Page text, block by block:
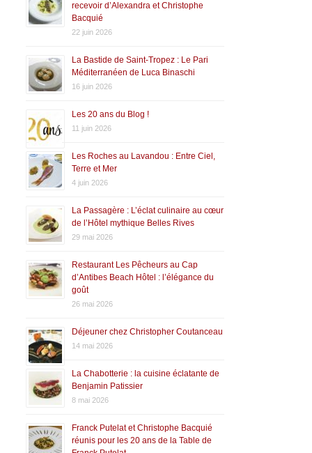
recevoir d’Alexandra et Christophe
Bacquié
22 juin 2026
La Bastide de Saint-Tropez : Le Pari
Méditerranéen de Luca Binaschi
16 juin 2026
Les 20 ans du Blog !
11 juin 2026
Les Roches au Lavandou : Entre Ciel,
Terre et Mer
4 juin 2026
La Passagère : L’éclat culinaire au cœur
de l’Hôtel mythique Belles Rives
29 mai 2026
Restaurant Les Pêcheurs au Cap
d’Antibes Beach Hôtel : l’élégance du
goût
26 mai 2026
Déjeuner chez Christopher Coutanceau
14 mai 2026
La Chabotterie : la cuisine éclatante de
Benjamin Patissier
8 mai 2026
Franck Putelat et Christophe Bacquié
réunis pour les 20 ans de la Table de